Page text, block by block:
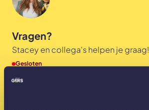
Vragen?
Stacey en collega's helpen je graag!
Gesloten